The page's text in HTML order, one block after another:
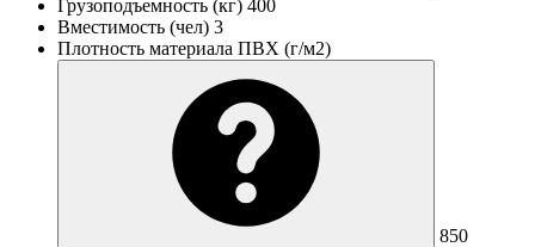
Грузоподъемность (кг) 400
Вместимость (чел) 3
Плотность материала ПВХ (г/м2)
850